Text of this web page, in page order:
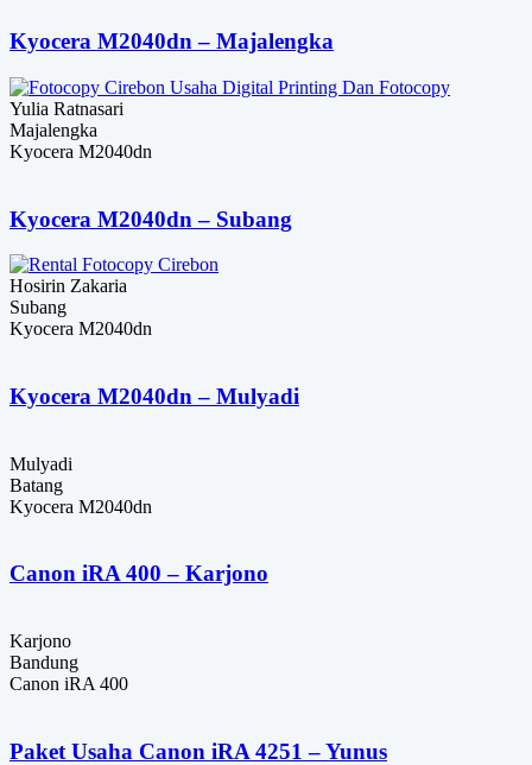
Kyocera M2040dn – Majalengka
Yulia Ratnasari
Majalengka
Kyocera M2040dn
Kyocera M2040dn – Subang
Hosirin Zakaria
Subang
Kyocera M2040dn
Kyocera M2040dn – Mulyadi
Mulyadi
Batang
Kyocera M2040dn
Canon iRA 400 – Karjono
Karjono
Bandung
Canon iRA 400
Paket Usaha Canon iRA 4251 – Yunus